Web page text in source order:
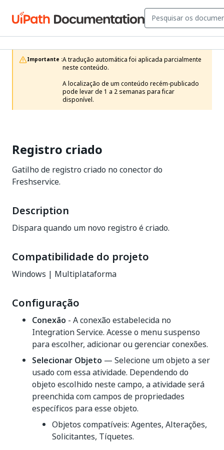
Importante :A tradução automática foi aplicada parcialmente
neste conteúdo.
A localização de um conteúdo recém-publicado
pode levar de 1 a 2 semanas para ficar
disponível.
Registro criado
Gatilho de registro criado no conector do
Freshservice.
Description
Dispara quando um novo registro é criado.
Compatibilidade do projeto
Windows | Multiplataforma
Configuração
Conexão - A conexão estabelecida no
Integration Service. Acesse o menu suspenso
para escolher, adicionar ou gerenciar conexões.
Selecionar Objeto — Selecione um objeto a ser
usado com essa atividade. Dependendo do
objeto escolhido neste campo, a atividade será
preenchida com campos de propriedades
específicos para esse objeto.
Objetos compatíveis: Agentes, Alterações,
Solicitantes, Tíquetes.